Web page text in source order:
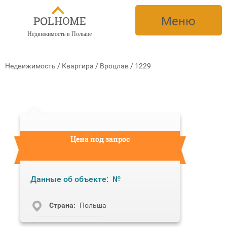
Недвижимость в Польше
Меню
Недвижимость / Квартира / Вроцлав / 1229
Цена под запрос
Данные об объекте: №
Cтрана: Польша